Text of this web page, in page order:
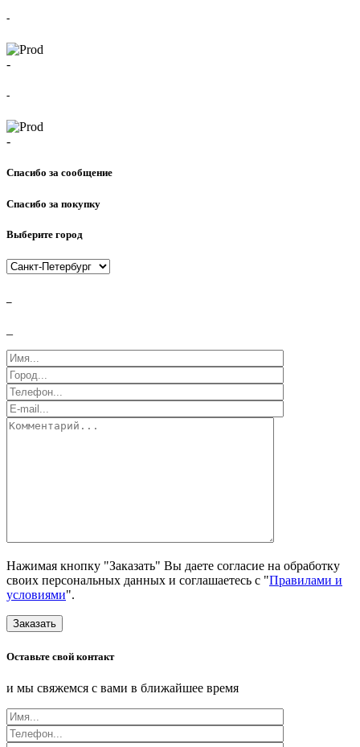
-
-
-
-
Спасибо за сообщение
Спасибо за покупку
Выберите город
Нажимая кнопку "Заказать" Вы даете согласие на обработку
своих персональных данных и соглашаетесь с "Правилами и
условиями".
Заказать
Оставьте свой контакт
и мы свяжемся с вами в ближайшее время